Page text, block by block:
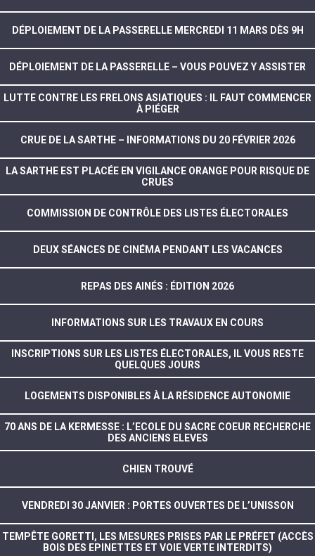
DÉPLOIEMENT DE LA PASSERELLE MERCREDI 11 MARS DÈS 9H
DÉPLOIEMENT DE LA PASSERELLE – VOUS POUVEZ Y ASSISTER
LUTTE CONTRE LES FRELONS ASIATIQUES : IL FAUT COMMENCER
À PIÉGER
CRUE DE LA SARTHE – INFORMATIONS DU 20 FÉVRIER 2026
LA SARTHE EST PLACÉE EN VIGILANCE ORANGE POUR RISQUE DE
CRUES
COMMISSION DE CONTRÔLE DES LISTES ÉLECTORALES
DEUX SÉANCES DE CINÉMA PENDANT LES VACANCES
REPAS DES AINÉS : ÉDITION 2026
INFORMATIONS SUR LES TRAVAUX EN COURS
INSCRIPTIONS SUR LES LISTES ÉLECTORALES, IL VOUS RESTE
QUELQUES JOURS
LOGEMENTS DISPONIBLES À LA RÉSIDENCE AUTONOMIE
70 ANS DE LA KERMESSE : L’ECOLE DU SACRE COEUR RECHERCHE
DES ANCIENS ELEVES
CHIEN TROUVÉ
VENDREDI 30 JANVIER : PORTES OUVERTES DE L’UNISSON
TEMPÊTE GORETTI, LES MESURES PRISES PAR LE PRÉFET (ACCÈS
BOIS DES EPINETTES ET VOIE VERTE INTERDITS)